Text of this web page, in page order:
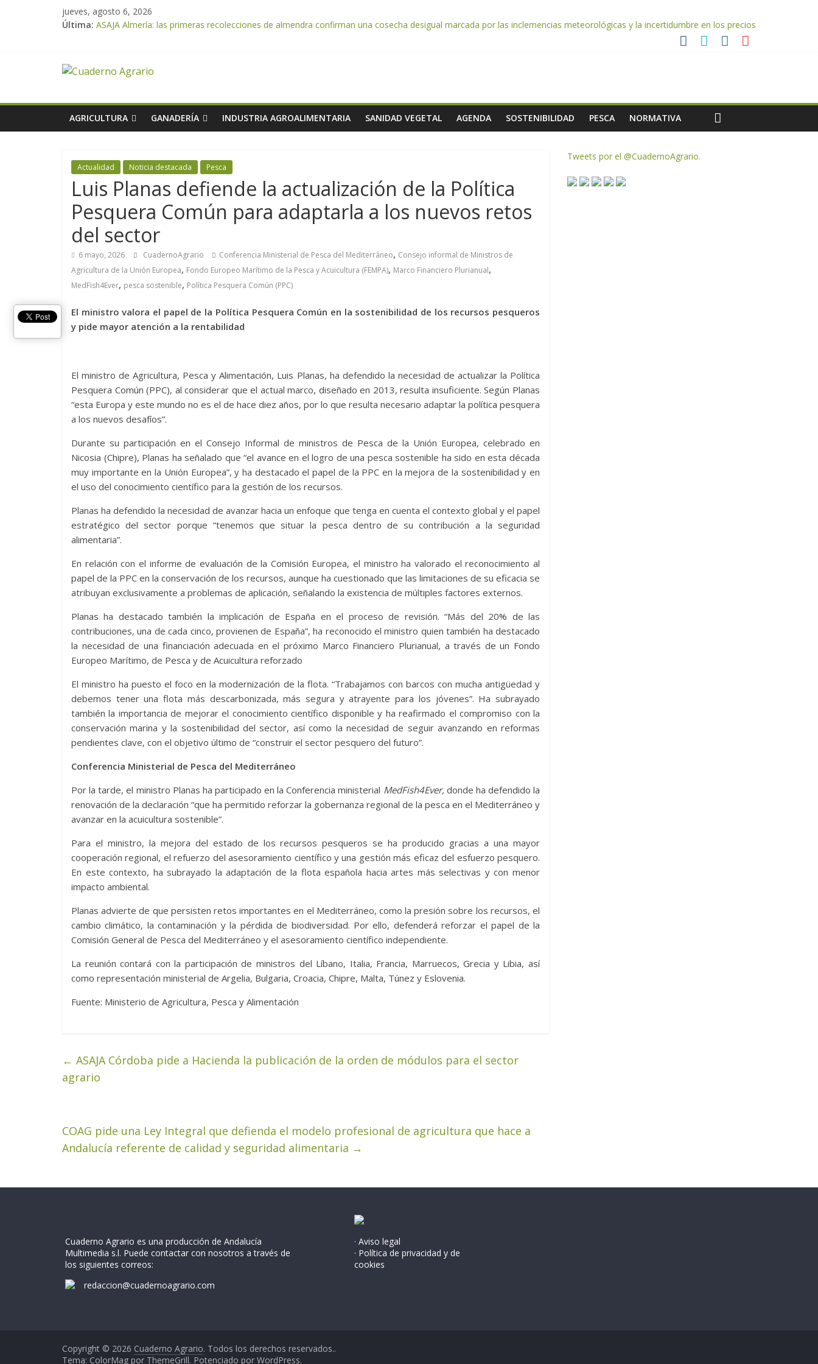
jueves, agosto 6, 2026
Última: ASAJA Almería: las primeras recolecciones de almendra confirman una cosecha desigual marcada por las inclemencias meteorológicas y la incertidumbre en los precios
Cooperativas Agro-alimentarias de Andalucía celebra la activación del mecanismo de regulación de oferta de aceite de oliva para la próxima campaña
ASAJA Almería advierte de la doble amenaza que afrontan los cítricos: la clorosis y la caída de los precios
AGRICULTURA GANADERÍA INDUSTRIA AGROALIMENTARIA SANIDAD VEGETAL AGENDA SOSTENIBILIDAD PESCA NORMATIVA
Actualidad Noticia destacada Pesca
Luis Planas defiende la actualización de la Política
Pesquera Común para adaptarla a los nuevos retos
del sector
6 mayo, 2026 CuadernoAgrario Conferencia Ministerial de Pesca del Mediterráneo, Consejo informal de Ministros de
Agricultura de la Unión Europea, Fondo Europeo Marítimo de la Pesca y Acuicultura (FEMPA), Marco Financiero Plurianual,
MedFish4Ever, pesca sostenible, Política Pesquera Común (PPC)
El ministro valora el papel de la Política Pesquera Común en la sostenibilidad de los recursos pesqueros
y pide mayor atención a la rentabilidad
El ministro de Agricultura, Pesca y Alimentación, Luis Planas, ha defendido la necesidad de actualizar la Política
Pesquera Común (PPC), al considerar que el actual marco, diseñado en 2013, resulta insuficiente. Según Planas
“esta Europa y este mundo no es el de hace diez años, por lo que resulta necesario adaptar la política pesquera
a los nuevos desafíos”.
Durante su participación en el Consejo Informal de ministros de Pesca de la Unión Europea, celebrado en
Nicosia (Chipre), Planas ha señalado que “el avance en el logro de una pesca sostenible ha sido en esta década
muy importante en la Unión Europea”, y ha destacado el papel de la PPC en la mejora de la sostenibilidad y en
el uso del conocimiento científico para la gestión de los recursos.
Planas ha defendido la necesidad de avanzar hacia un enfoque que tenga en cuenta el contexto global y el papel
estratégico del sector porque “tenemos que situar la pesca dentro de su contribución a la seguridad
alimentaria”.
En relación con el informe de evaluación de la Comisión Europea, el ministro ha valorado el reconocimiento al
papel de la PPC en la conservación de los recursos, aunque ha cuestionado que las limitaciones de su eficacia se
atribuyan exclusivamente a problemas de aplicación, señalando la existencia de múltiples factores externos.
Planas ha destacado también la implicación de España en el proceso de revisión. “Más del 20% de las
contribuciones, una de cada cinco, provienen de España”, ha reconocido el ministro quien también ha destacado
la necesidad de una financiación adecuada en el próximo Marco Financiero Plurianual, a través de un Fondo
Europeo Marítimo, de Pesca y de Acuicultura reforzado
El ministro ha puesto el foco en la modernización de la flota. “Trabajamos con barcos con mucha antigüedad y
debemos tener una flota más descarbonizada, más segura y atrayente para los jóvenes”. Ha subrayado
también la importancia de mejorar el conocimiento científico disponible y ha reafirmado el compromiso con la
conservación marina y la sostenibilidad del sector, así como la necesidad de seguir avanzando en reformas
pendientes clave, con el objetivo último de “construir el sector pesquero del futuro”.
Conferencia Ministerial de Pesca del Mediterráneo
Por la tarde, el ministro Planas ha participado en la Conferencia ministerial MedFish4Ever, donde ha defendido la
renovación de la declaración “que ha permitido reforzar la gobernanza regional de la pesca en el Mediterráneo y
avanzar en la acuicultura sostenible”.
Para el ministro, la mejora del estado de los recursos pesqueros se ha producido gracias a una mayor
cooperación regional, el refuerzo del asesoramiento científico y una gestión más eficaz del esfuerzo pesquero.
En este contexto, ha subrayado la adaptación de la flota española hacia artes más selectivas y con menor
impacto ambiental.
Planas advierte de que persisten retos importantes en el Mediterráneo, como la presión sobre los recursos, el
cambio climático, la contaminación y la pérdida de biodiversidad. Por ello, defenderá reforzar el papel de la
Comisión General de Pesca del Mediterráneo y el asesoramiento científico independiente.
La reunión contará con la participación de ministros del Líbano, Italia, Francia, Marruecos, Grecia y Libia, así
como representación ministerial de Argelia, Bulgaria, Croacia, Chipre, Malta, Túnez y Eslovenia.
Fuente: Ministerio de Agricultura, Pesca y Alimentación
← ASAJA Córdoba pide a Hacienda la publicación de la orden de módulos para el sector
agrario
COAG pide una Ley Integral que defienda el modelo profesional de agricultura que hace a
Andalucía referente de calidad y seguridad alimentaria →
Tweets por el @CuadernoAgrario.
Cuaderno Agrario es una producción de Andalucía
Multimedia s.l. Puede contactar con nosotros a través de
los siguientes correos:
redaccion@cuadernoagrario.com
· Aviso legal
· Política de privacidad y de
cookies
Copyright © 2026 Cuaderno Agrario. Todos los derechos reservados..
Tema: ColorMag por ThemeGrill. Potenciado por WordPress.